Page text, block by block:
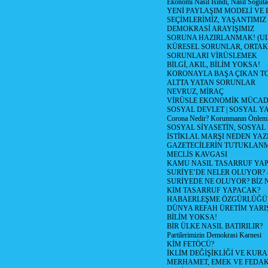
Ekonomi Nasıl Isındı, Nasıl
YENİ PAYLAŞIM MODELİ VE
SEÇİMLERİMİZ, YAŞANTIMIZ
DEMOKRASİ ARAYIŞIMIZ
SORUNA HAZIRLANMAK!
KÜRESEL SORUNLAR,
SORUNLARI VİRÜSLEMEK
BİLGİ, AKIL, BİLİM YOKSA!
KORONAYLA BAŞA ÇIKAN
ALTTA YATAN SORUNLAR
NEVRUZ, MİRAÇ
VİRÜSLE EKONOMİK
SOSYAL DEVLET | SOSYAL
Corona Nedir? Korunmanın
SOSYAL SİYASETİN,
İSTİKLAL MARŞI NEDEN
GAZETECİLERİN
MECLİS KAVGASI
KAMU NASIL TASARRUF
SURİYE’DE NELER OLUYOR?
SURİYEDE NE OLUYOR? BİZ
KİM TASARRUF YAPACAK?
HABAERLEŞME
DÜNYA REFAH ÜRETİM
BİLİM YOKSA!
BİR ÜLKE NASIL BATIRILIR?
Partilerimizin Demokrasi Karnesi
KİM FETÖCÜ?
İKLİM DEĞİŞİKLİĞİ VE
MERHAMET, EMEK VE